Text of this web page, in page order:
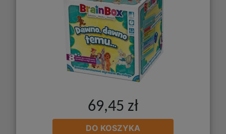
69,45 zł
DO KOSZYKA